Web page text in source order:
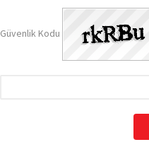
Güvenlik Kodu